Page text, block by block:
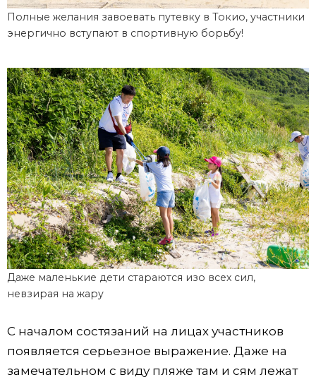
Полные желания завоевать путевку в Токио, участники
энергично вступают в спортивную борьбу!
Даже маленькие дети стараются изо всех сил,
невзирая на жару
С началом состязаний на лицах участников
появляется серьезное выражение. Даже на
замечательном с виду пляже там и сям лежат